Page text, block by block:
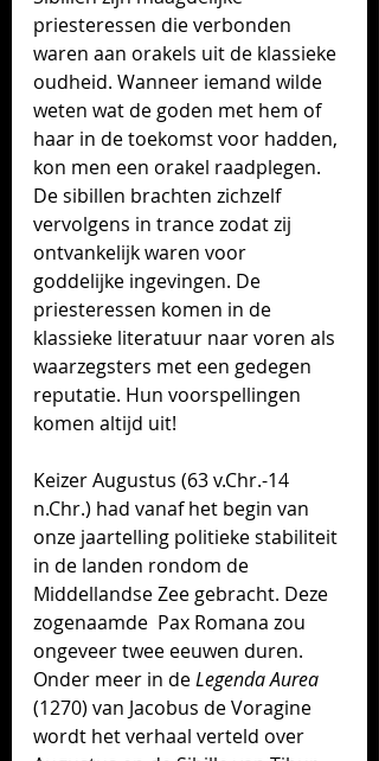
priesteressen die verbonden
waren aan orakels uit de klassieke
oudheid. Wanneer iemand wilde
weten wat de goden met hem of
haar in de toekomst voor hadden,
kon men een orakel raadplegen.
De sibillen brachten zichzelf
vervolgens in trance zodat zij
ontvankelijk waren voor
goddelijke ingevingen. De
priesteressen komen in de
klassieke literatuur naar voren als
waarzegsters met een gedegen
reputatie. Hun voorspellingen
komen altijd uit!
Keizer Augustus (63 v.Chr.-14
n.Chr.) had vanaf het begin van
onze jaartelling politieke stabiliteit
in de landen rondom de
Middellandse Zee gebracht. Deze
zogenaamde  Pax Romana zou
ongeveer twee eeuwen duren.
Onder meer in de Legenda Aurea
(1270) van Jacobus de Voragine
wordt het verhaal verteld over